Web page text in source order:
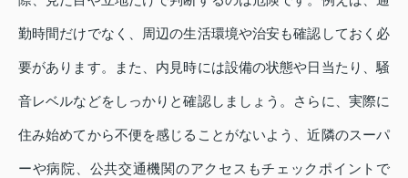
勤時間だけでなく、周辺の生活環境や治安も確認しておく必
要があります。また、内見時には設備の状態や日当たり、騒
音レベルなどをしっかりと確認しましょう。さらに、実際に
住み始めてから不便を感じることがないよう、近隣のスーパ
ーや病院、公共交通機関のアクセスもチェックポイントで